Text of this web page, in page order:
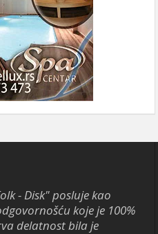
- Disk" posluje kao
koje je 100%
delatnost bila je